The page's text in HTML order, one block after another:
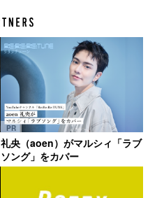
PR
礼央（aoen）がマルシィ「ラブ
ソング」をカバー